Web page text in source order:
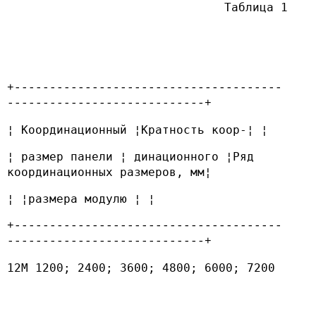
Таблица 1
+--------------------------------------
----------------------------+
¦ Координационный ¦Кратность коор-¦ ¦
¦ размер панели ¦ динационного ¦Ряд
координационных размеров, мм¦
¦ ¦размера модулю ¦ ¦
+--------------------------------------
----------------------------+
12М 1200; 2400; 3600; 4800; 6000; 7200